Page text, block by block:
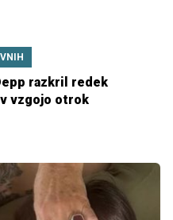
razkril redek
vzgojo otrok